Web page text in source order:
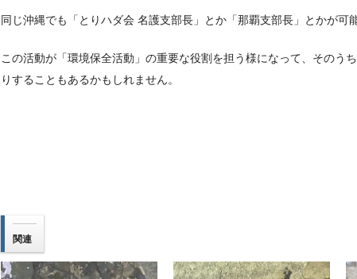
同じ沖縄でも「とりハダ会 名護支部長」とか「那覇支部長」とかが可能
この活動が「環境保全活動」の重要な役割を担う様になって、そのう
りすることもあるかもしれません。
関連